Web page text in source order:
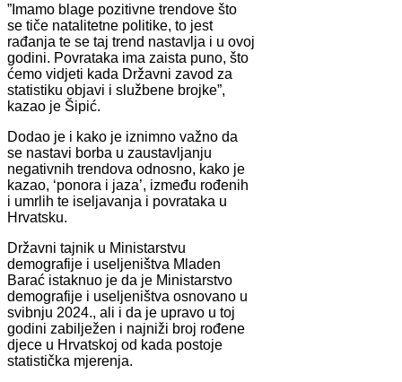
”Imamo blage pozitivne trendove što
se tiče natalitetne politike, to jest
rađanja te se taj trend nastavlja i u ovoj
godini. Povrataka ima zaista puno, što
ćemo vidjeti kada Državni zavod za
statistiku objavi i službene brojke”,
kazao je Šipić.
Dodao je i kako je iznimno važno da
se nastavi borba u zaustavljanju
negativnih trendova odnosno, kako je
kazao, ‘ponora i jaza’, između rođenih
i umrlih te iseljavanja i povrataka u
Hrvatsku.
Državni tajnik u Ministarstvu
demografije i useljeništva Mladen
Barać istaknuo je da je Ministarstvo
demografije i useljeništva osnovano u
svibnju 2024., ali i da je upravo u toj
godini zabilježen i najniži broj rođene
djece u Hrvatskoj od kada postoje
statistička mjerenja.